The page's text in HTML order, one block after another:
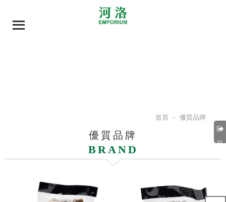
優質品牌
BRAND
首頁 - 優質品牌